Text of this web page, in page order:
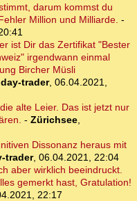
darum kommst du
Million und Milliarde. -
ist Dir das Zertifikat "Bester
irgendwann einmal
Bircher Müsli
day-trader, 06.04.2021,
alte Leier. Das ist jetzt nur
- Zürichsee,
Dissonanz heraus mit
trader, 06.04.2021, 22:04
aber wirklich beeindruckt.
gemerkt hast, Gratulation!
22:17